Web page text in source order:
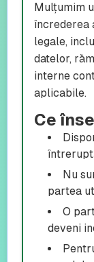
Mulțumim
încrederea
legale,
datelor,
interne
aplicabile.
Ce
Nu
partea
O
deveni